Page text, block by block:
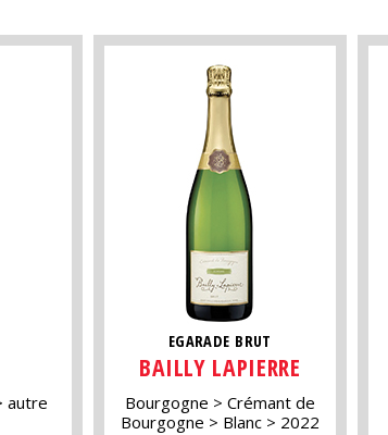
autre
EGARADE BRUT
BAILLY LAPIERRE
Bourgogne
Crémant de
Bourgogne
Blanc 2022